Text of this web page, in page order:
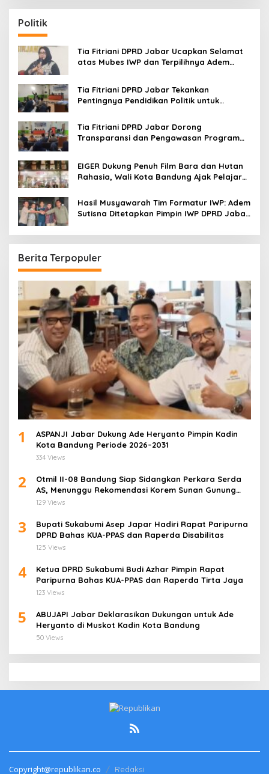
r
c
h
f
o
:
Politik
Tia Fitriani DPRD Jabar Ucapkan Selamat
atas Mubes IWP dan Terpilihnya Adem
Tia Fitriani DPRD Jabar Tekankan
Pentingnya Pendidikan Politik untuk
Tia Fitriani DPRD Jabar Dorong
Transparansi dan Pengawasan Program
EIGER Dukung Penuh Film Bara dan Hutan
Rahasia, Wali Kota Bandung Ajak Pelajar
Hasil Musyawarah Tim Formatur IWP: Adem
Sutisna Ditetapkan Pimpin IWP DPRD Jabar
Berita Terpopuler
1
ASPANJI Jabar Dukung Ade Heryanto Pimpin Kadin
Kota Bandung Periode 2026–2031
334 Views
2
Otmil II-08 Bandung Siap Sidangkan Perkara Serda
AS, Menunggu Rekomendasi Korem Sunan Gunung
Jati Cirebon
129 Views
3
Bupati Sukabumi Asep Japar Hadiri Rapat Paripurna
DPRD Bahas KUA-PPAS dan Raperda Disabilitas
125 Views
4
Ketua DPRD Sukabumi Budi Azhar Pimpin Rapat
Paripurna Bahas KUA-PPAS dan Raperda Tirta Jaya
123 Views
5
ABUJAPI Jabar Deklarasikan Dukungan untuk Ade
Heryanto di Muskot Kadin Kota Bandung
50 Views
Copyright@republikan.co Redaksi